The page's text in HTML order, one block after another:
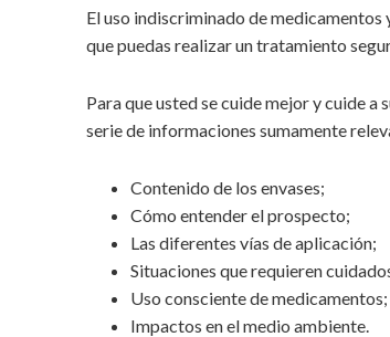
El uso indiscriminado de medicamentos
que puedas realizar un tratamiento
Para que usted se cuide mejor y cuide
serie de informaciones sumamente
Contenido de los envases;
Cómo entender el prospecto;
Las diferentes vías de aplicación;
Situaciones que requieren
Uso consciente de medicamentos;
Impactos en el medio ambiente.